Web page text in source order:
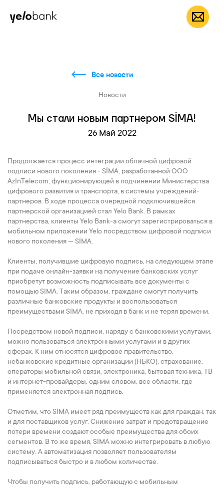
Частным лицам RU
Все новости
Новости
Мы стали новым партнером SİMA!
26 Май 2022
Продолжается процесс интеграции облачной цифровой
подписи нового поколения - SİMA, разработанной ООО
AzInTelecom, функционирующей в подчинении Министерства
цифрового развития и транспорта, в системы учреждений-
партнеров. В ходе процесса очередной подключившейся
партнерской организацией стал Yelo Bank. В рамках
партнерства, клиенты Yelo Bank-а смогут зарегистрироваться в
мобильном приложении Yelo посредством цифровой подписи
нового поколения — SİMA.
Клиенты, получившие цифровую подпись, на следующем этапе
при подаче онлайн-заявки на получение банковских услуг
приобретут возможность подписывать все документы с
помощью SIMA. Таким образом, граждане смогут получить
различные банковские продукты и воспользоваться
преимуществами SIMA, не приходя в банк и не теряя времени.
Посредством новой подписи, наряду с банковскими услугами,
можно пользоваться электронными услугами и в других
сферах. К ним относятся цифровое правительство,
небанковские кредитные организации (НБКО), страхование,
операторы мобильной связи, электроника, бытовая техника, ТВ
и интернет-провайдеры, одним словом, все области, где
применяется электронная подпись.
Отметим, что SİMA имеет ряд преимуществ как для граждан, так
и для поставщиков услуг. Снижение затрат и предотвращение
потери времени создают особые преимущества для обоих
сегментов. В то же время, SİMA можно интегрировать в любую
систему. А автоматизация позволяет пользователям
подписываться быстро и в любом количестве.
Чтобы получить подпись, работающую с мобильным